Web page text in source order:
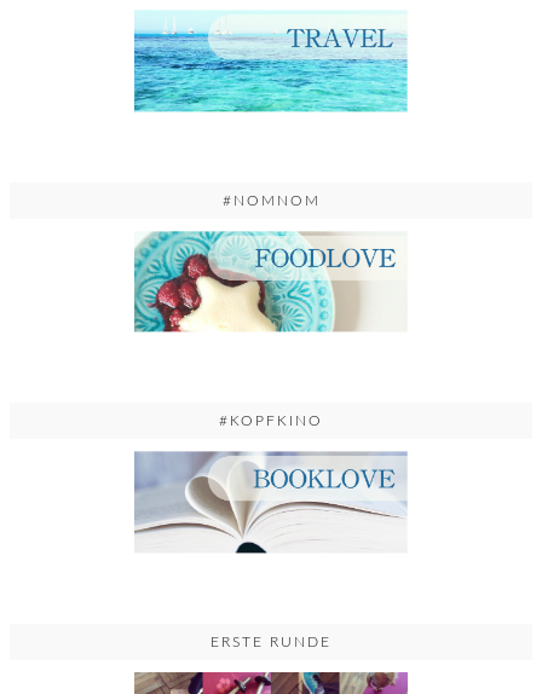
#NOMNOM
#KOPFKINO
ERSTE RUNDE